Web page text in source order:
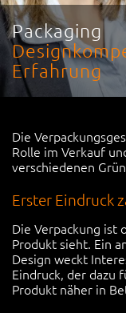
Packaging
Erfahrung
Die
Rolle im Verkauf
verschiedenen
Erster Eindruck
Die Verpackung ist
Produkt sieht. Ein
Design weckt
Eindruck, der dazu
Produkt näher in